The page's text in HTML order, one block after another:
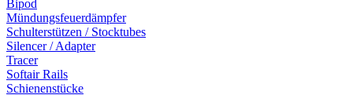
Bipod
Mündungsfeuerdämpfer
Schulterstützen / Stocktubes
Silencer / Adapter
Tracer
Softair Rails
Schienenstücke